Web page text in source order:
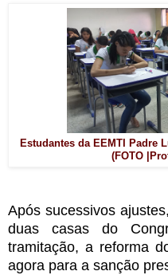
Estudantes da EEMTI Padre
(FOTO
Após sucessivos
duas casas do
tramitação, a reforma
agora para a sanção